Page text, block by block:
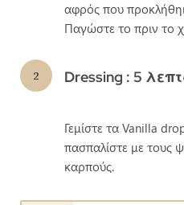
αφρός που
Παγώστε το πριν το
Dressing : 5
Γεμίστε τα Vanilla
πασπαλίστε με τους
καρπούς.